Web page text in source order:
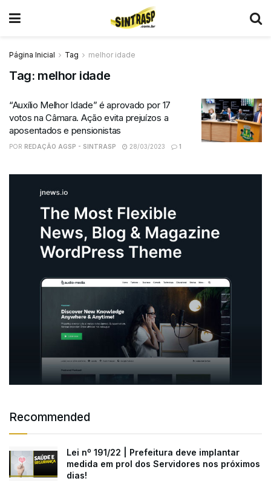
Página Inicial Tag melhor idade
Tag: melhor idade
“Auxílio Melhor Idade” é aprovado por 17
votos na Câmara. Ação evita prejuízos a
aposentados e pensionistas
POR REDAÇÃO AGSP - SINTRASP 28/03/2023 1
Recommended
Lei nº 191/22 | Prefeitura deve implantar
medida em prol dos Servidores nos próximos
dias!